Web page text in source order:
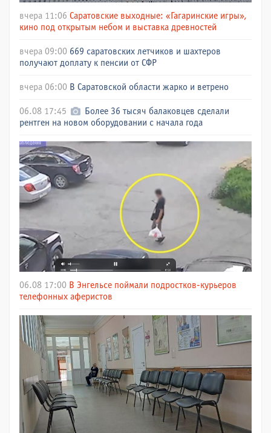
вчера 11:06 Саратовские выходные: «Гагаринские игры»,
кино под открытым небом и выставка древностей
вчера 09:00 669 саратовских летчиков и шахтеров
получают доплату к пенсии от СФР
вчера 06:00 В Саратовской области жарко и ветрено
06.08 17:45
Более 36 тысяч балаковцев сделали
рентген на новом оборудовании с начала года
06.08 17:00 В Энгельсе поймали подростков-курьеров
телефонных аферистов